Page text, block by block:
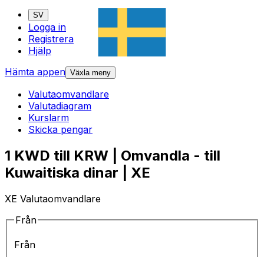
SV
Logga in
Registrera
Hjälp
Hämta appen Växla meny
Valutaomvandlare
Valutadiagram
Kurslarm
Skicka pengar
1 KWD till KRW | Omvandla - till
Kuwaitiska dinar | XE
XE Valutaomvandlare
Från
Från